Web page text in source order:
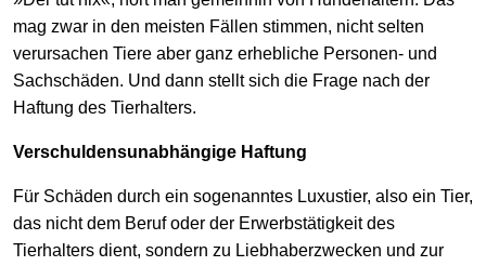
mag zwar in den meisten Fällen stimmen, nicht selten
verursachen Tiere aber ganz erhebliche Personen- und
Sachschäden. Und dann stellt sich die Frage nach der
Haftung des Tierhalters.
Verschuldensunabhängige Haftung
Für Schäden durch ein sogenanntes Luxustier, also ein Tier,
das nicht dem Beruf oder der Erwerbstätigkeit des
Tierhalters dient, sondern zu Liebhaberzwecken und zur